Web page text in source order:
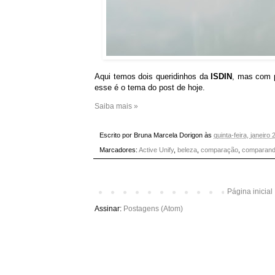
Aqui temos dois queridinhos daISDIN , mas
esse é o tema do post de hoje.
Saiba mais »
Escrito por Bruna Marcela Dorigon às quinta-feira, janeiro
Marcadores: Active Unify, beleza comparação
Página inicial
Assinar: Postagens (Atom)